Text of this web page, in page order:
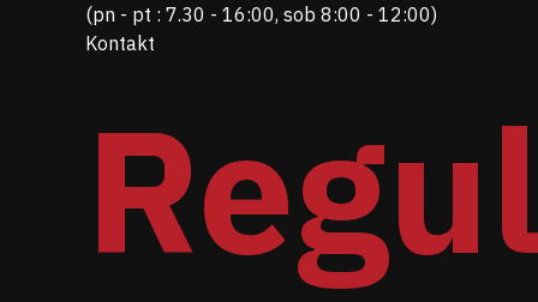
(pn - pt : 7.30 - 16:00, sob 8:00 - 12:00)
Kontakt